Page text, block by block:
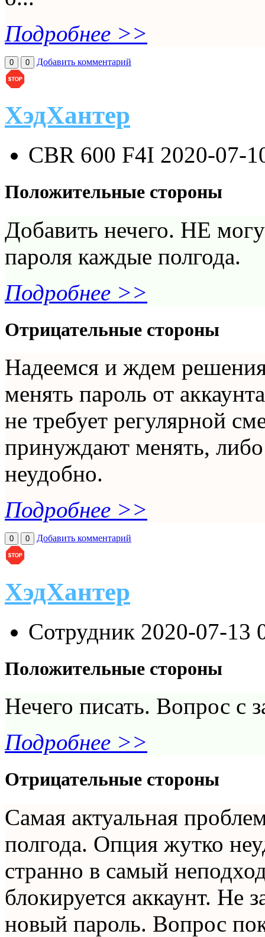
Подробнее >>
0 0 Добавить комментарий
ХэдХантер
CBR 600 F4I 2020-07-
Положительные стороны
Добавить нечего. НЕ
пароля каждые полгода.
Подробнее >>
Отрицательные стороны
Надеемся и ждем
менять пароль от
не требует регулярной
принуждают менять, либо
неудобно.
Подробнее >>
0 0 Добавить комментарий
ХэдХантер
Сотрудник 2020-07-13
Положительные стороны
Нечего писать. Вопрос с
Подробнее >>
Отрицательные стороны
Самая актуальная
полгода. Опция жутко
странно в самый
блокируется аккаунт. Не
новый пароль. Вопрос